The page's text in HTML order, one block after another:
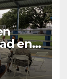
en